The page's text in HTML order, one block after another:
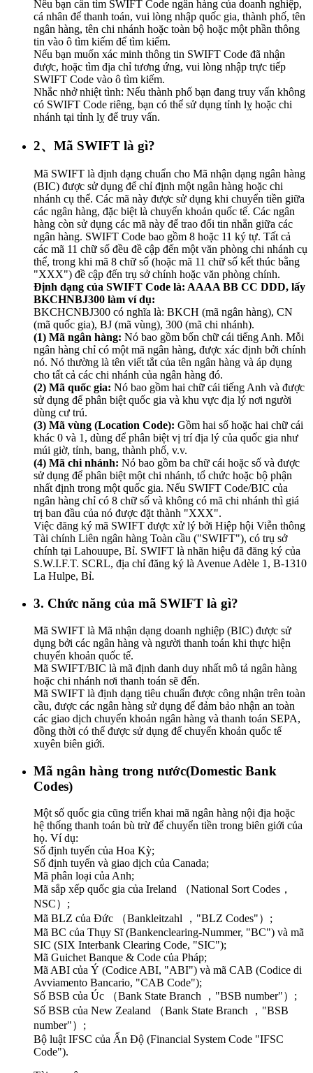
Nếu bạn cần tìm SWIFT Code ngân hàng của doanh nghiệp,
cá nhân để thanh toán, vui lòng nhập quốc gia, thành phố, tên
ngân hàng, tên chi nhánh hoặc toàn bộ hoặc một phần thông
tin vào ô tìm kiếm để tìm kiếm.
Nếu bạn muốn xác minh thông tin SWIFT Code đã nhận
được, hoặc tìm địa chỉ tương ứng, vui lòng nhập trực tiếp
SWIFT Code vào ô tìm kiếm.
Nhắc nhở nhiệt tình: Nếu thành phố bạn đang truy vấn không
có SWIFT Code riêng, bạn có thể sử dụng tỉnh lỵ hoặc chi
nhánh tại tỉnh lỵ để truy vấn.
2、Mã SWIFT là gì?
Mã SWIFT là định dạng chuẩn cho Mã nhận dạng ngân hàng
(BIC) được sử dụng để chỉ định một ngân hàng hoặc chi
nhánh cụ thể. Các mã này được sử dụng khi chuyển tiền giữa
các ngân hàng, đặc biệt là chuyển khoản quốc tế. Các ngân
hàng còn sử dụng các mã này để trao đổi tin nhắn giữa các
ngân hàng. SWIFT Code bao gồm 8 hoặc 11 ký tự. Tất cả
các mã 11 chữ số đều đề cập đến một văn phòng chi nhánh cụ
thể, trong khi mã 8 chữ số (hoặc mã 11 chữ số kết thúc bằng
"XXX") đề cập đến trụ sở chính hoặc văn phòng chính.
Định dạng của SWIFT Code là: AAAA BB CC DDD, lấy
BKCHNBJ300 làm ví dụ:
BKCHCNBJ300 có nghĩa là: BKCH (mã ngân hàng), CN
(mã quốc gia), BJ (mã vùng), 300 (mã chi nhánh).
(1) Mã ngân hàng: Nó bao gồm bốn chữ cái tiếng Anh. Mỗi
ngân hàng chỉ có một mã ngân hàng, được xác định bởi chính
nó. Nó thường là tên viết tắt của tên ngân hàng và áp dụng
cho tất cả các chi nhánh của ngân hàng đó.
(2) Mã quốc gia: Nó bao gồm hai chữ cái tiếng Anh và được
sử dụng để phân biệt quốc gia và khu vực địa lý nơi người
dùng cư trú.
(3) Mã vùng (Location Code): Gồm hai số hoặc hai chữ cái
khác 0 và 1, dùng để phân biệt vị trí địa lý của quốc gia như
múi giờ, tỉnh, bang, thành phố, v.v.
(4) Mã chi nhánh: Nó bao gồm ba chữ cái hoặc số và được
sử dụng để phân biệt một chi nhánh, tổ chức hoặc bộ phận
nhất định trong một quốc gia. Nếu SWIFT Code/BIC của
ngân hàng chỉ có 8 chữ số và không có mã chi nhánh thì giá
trị ban đầu của nó được đặt thành "XXX".
Việc đăng ký mã SWIFT được xử lý bởi Hiệp hội Viễn thông
Tài chính Liên ngân hàng Toàn cầu ("SWIFT"), có trụ sở
chính tại Lahouupe, Bỉ. SWIFT là nhãn hiệu đã đăng ký của
S.W.I.F.T. SCRL, địa chỉ đăng ký là Avenue Adèle 1, B-1310
La Hulpe, Bỉ.
3. Chức năng của mã SWIFT là gì?
Mã SWIFT là Mã nhận dạng doanh nghiệp (BIC) được sử
dụng bởi các ngân hàng và người thanh toán khi thực hiện
chuyển khoản quốc tế.
Mã SWIFT/BIC là mã định danh duy nhất mô tả ngân hàng
hoặc chi nhánh nơi thanh toán sẽ đến.
Mã SWIFT là định dạng tiêu chuẩn được công nhận trên toàn
cầu, được các ngân hàng sử dụng để đảm bảo nhận an toàn
các giao dịch chuyển khoản ngân hàng và thanh toán SEPA,
đồng thời có thể được sử dụng để chuyển khoản quốc tế
xuyên biên giới.
Mã ngân hàng trong nước(Domestic Bank
Codes)
Một số quốc gia cũng triển khai mã ngân hàng nội địa hoặc
hệ thống thanh toán bù trừ để chuyển tiền trong biên giới của
họ. Ví dụ:
Số định tuyến của Hoa Kỳ;
Số định tuyến và giao dịch của Canada;
Mã phân loại của Anh;
Mã sắp xếp quốc gia của Ireland （National Sort Codes，
NSC）;
Mã BLZ của Đức （Bankleitzahl ，"BLZ Codes"）;
Mã BC của Thụy Sĩ (Bankenclearing-Nummer, "BC") và mã
SIC (SIX Interbank Clearing Code, "SIC");
Mã Guichet Banque & Code của Pháp;
Mã ABI của Ý (Codice ABI, "ABI") và mã CAB (Codice di
Avviamento Bancario, "CAB Code");
Số BSB của Úc （Bank State Branch ，"BSB number"）;
Số BSB của New Zealand （Bank State Branch ，"BSB
number"）;
Bộ luật IFSC của Ấn Độ (Financial System Code "IFSC
Code").